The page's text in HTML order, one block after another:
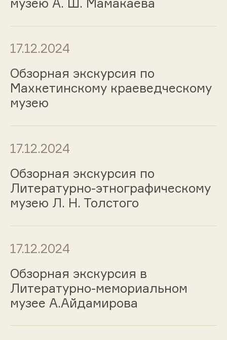
17.12.2024
Обзорная экскурсия по
Махкетинскому краеведческому
музею
17.12.2024
Обзорная экскурсия по
Литературно-этнографическому
музею Л. Н. Толстого
17.12.2024
Обзорная экскурсия в
Литературно-мемориальном
музее А.Айдамирова